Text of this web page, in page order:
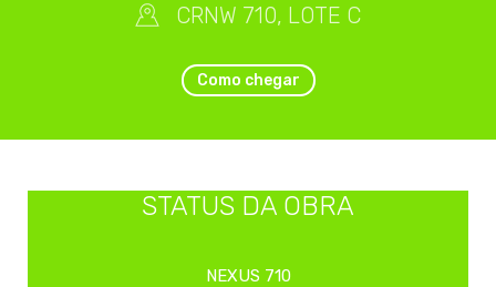
CRNW 710, LOTE C
Como chegar
STATUS DA OBRA
NEXUS 710